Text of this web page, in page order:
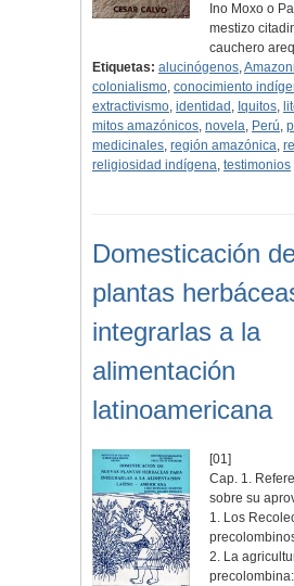
Ino Moxo o
mestizo
cauchero
Etiquetas: alucinógenos,
colonialismo, conocimiento
extractivismo, identidad , Iquitos,
mitos amazónicos, novela, Perú,
medicinales, región amazónica,
religiosidad indígena, testimonios
Domesticación
plantas
integrarlas a la
alimentación
latinoamericana
[01]
Cap. 1.
sobre su
1. Los
2. La